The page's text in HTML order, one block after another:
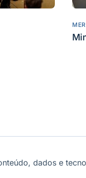
dados e